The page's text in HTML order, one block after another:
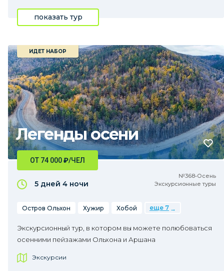
показать тур
Легенды осени
ИДЕТ НАБОР
№368•Осень
Экскурсионные туры
ОТ 74 000₽/ЧЕЛ
5 дней 4 ночи
Остров Ольхон Хужир Хобой еще 7
Экскурсионный тур, в котором вы можете полюбоваться
осенними пейзажами Ольхона и Аршана
Экскурсии